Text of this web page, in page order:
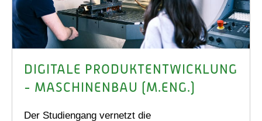
DIGITALE PRODUKT­ENTWICKLUNG
- MASCHINENBAU (M.ENG.)
Der Studiengang vernetzt die